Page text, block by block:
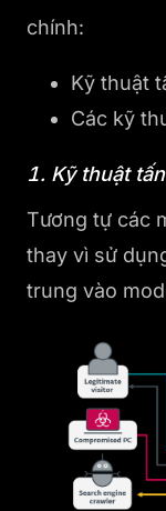
chính:
Kỹ thuật
Các kỹ
1. Kỹ thuật
Tương tự các
thay vì sử
trung vào